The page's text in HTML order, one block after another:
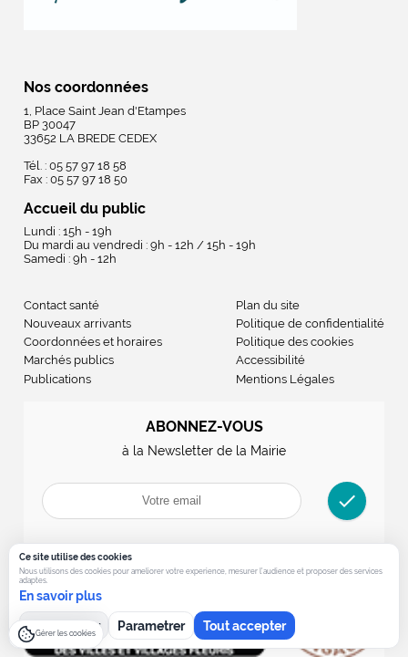
Nos coordonnées
1, Place Saint Jean d'Etampes
BP 30047
33652 LA BREDE CEDEX
Tél. : 05 57 97 18 58
Fax : 05 57 97 18 50
Accueil du public
Lundi : 15h - 19h
Du mardi au vendredi : 9h - 12h / 15h - 19h
Samedi : 9h - 12h
Contact santé
Nouveaux arrivants
Coordonnées et horaires
Marchés publics
Publications
Plan du site
Politique de confidentialité
Politique des cookies
Accessibilité
Mentions Légales
ABONNEZ-VOUS
à la Newsletter de la Mairie
check
Ce site utilise des cookies
Nous utilisons des cookies pour ameliorer votre experience, mesurer l’audience et proposer des services
adaptes.
En savoir plus
Tout refuser Parametrer Tout accepter
Gérer les cookies